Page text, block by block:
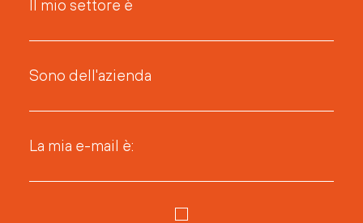
Il mio settore è
Sono dell'azienda
La mia e-mail è: